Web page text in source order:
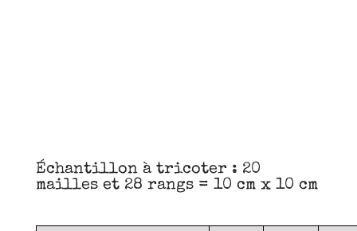
Échantillon à tricoter : 20
mailles et 28 rangs = 10 cm x 10 cm